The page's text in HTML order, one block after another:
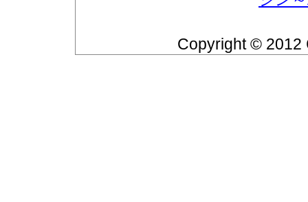
Copyright © 2012